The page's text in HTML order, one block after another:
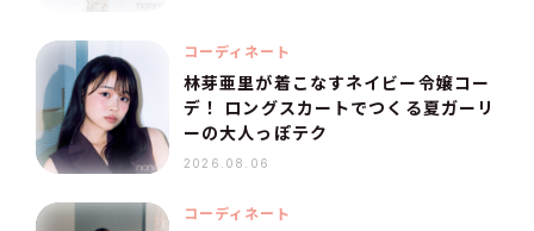
コーディネート
林芽亜里が着こなすネイビー令嬢コー
デ！ ロングスカートでつくる夏ガーリ
ーの大人っぽテク
2026.08.06
コーディネート